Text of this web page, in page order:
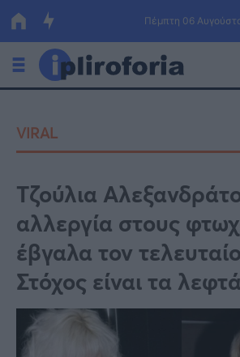
Πέμπτη 06
Οικονομία
Πολιτική
Τράπεζες
Επιδοτήσεις
ΕΣΠΑ
Κόσμος
Lifestyle
Αθλητικά
VIRAL
Τζούλια
αλλεργία στους
έβγαλα τον
Στόχος είναι τα